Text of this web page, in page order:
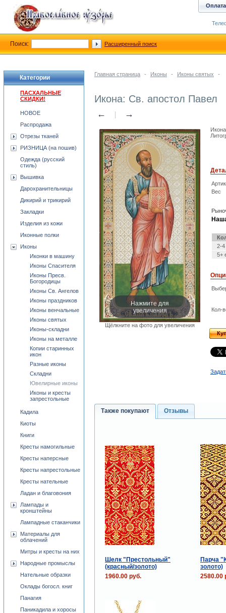
Главная страница - Иконы - Иконы святых -
Икона: Св. апостол Павел
← →
Нажмите для
увеличения
Щёлкните на фото для увеличения
Вес
2-4
5+
Кол-
Также покупают Отзывы
Шелк "Престольный"
(красный/золото)
Парча
золото)
1960.00 руб.
2580.00
Категории
ПАСХАЛЬНЫЕ
СКИДКИ!
НОВОЕ
Распродажа
Отрезы тканей
РИЗНИЦА (на пошив)
Одежда (русский
стиль)
Вышивка
Дарохранительницы
Дикирий и трикирий
Закладки
Изделия из кожи
Иконные полки
Иконы
Иконки в машину
Иконы Спасителя
Иконы Пресв.
Богородицы
Иконы Св. Ангелов
Иконы праздников
Иконы венчальные
Иконы святых
Иконы-складни
Иконы на металле
Копии старинных
икон
Разные иконы
Складни
Ювелирные иконы
Иконы и кресты
запрестольные
Кадила
Киоты
Книги
Кресты намогильные
Кресты наперсные
Кресты напрестольные
Кресты нательные
Ладан и благовония
Лампады и
кронштейны
Лампадные стаканчики
Материалы для
облачений
Митры и кресты на них
Народные промыслы
Нательные образки
Оклады богосл. книг
Панагия
Паникадила и хоросы
Оплата
Поиск: Расширенный поиск